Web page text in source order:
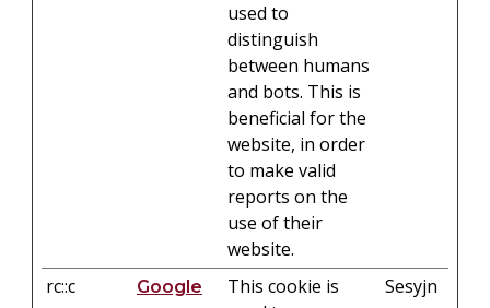
used to
distinguish
between humans
and bots. This is
beneficial for the
website, in order
to make valid
reports on the
use of their
website.
rc::c Google
This cookie is
Sesyjn